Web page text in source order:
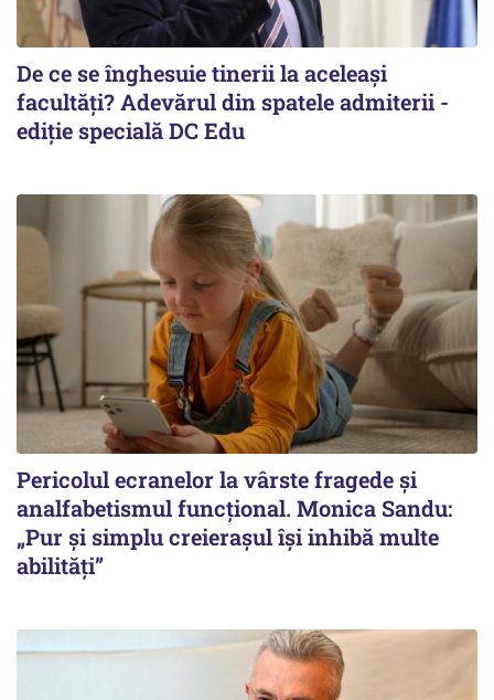
De ce se înghesuie tinerii la aceleași
facultăți? Adevărul din spatele admiterii -
ediție specială DC Edu
Pericolul ecranelor la vârste fragede și
analfabetismul funcțional. Monica Sandu:
„Pur și simplu creierașul își inhibă multe
abilități”